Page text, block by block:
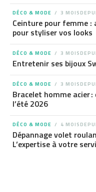
DÉCO & MODE 3
Ceinture pour femme :
pour styliser vos looks
DÉCO & MODE 3
Entretenir ses bijoux
DÉCO & MODE 3
Bracelet homme acier
l’été 2026
DÉCO & MODE 4
Dépannage volet
L’expertise à votre